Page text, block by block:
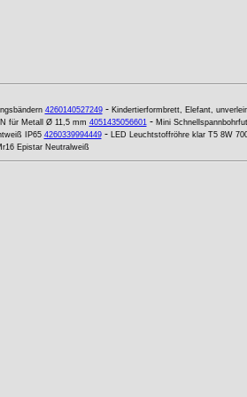
4260140527249- Kindertierformbrett, Elefant,
für Metall Ø 11,5 mm 4051435056601- Mini
IP65 4260339994449- LED Leuchtstoffröhre klar T5 8W
Epistar Neutralweiß